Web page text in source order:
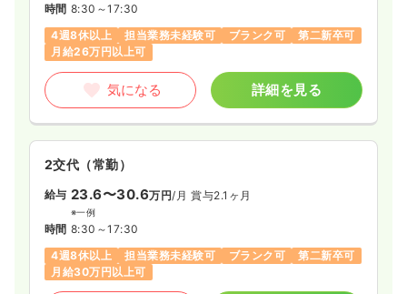
時間 8:30～17:30
4週8休以上
担当業務未経験可 ブランク可
第二新卒可
月給26万円以上可
気になる 詳細を見る
2交代（常勤）
給与 23.6〜30.6万円/月 賞与2.1ヶ月
※一例
時間 8:30～17:30
4週8休以上
担当業務未経験可 ブランク可
第二新卒可
月給30万円以上可